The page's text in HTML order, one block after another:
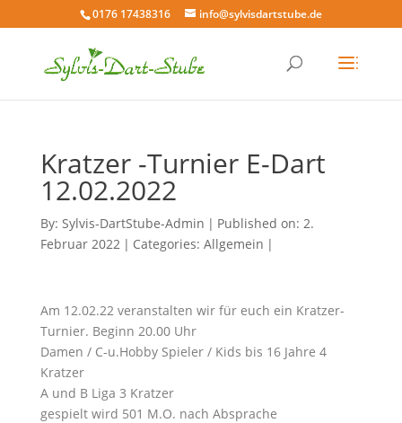
0176 17438316 info@sylvisdartstube.de
Kratzer -Turnier E-Dart
12.02.2022
By: Sylvis-DartStube-Admin | Published on: 2.
Februar 2022 | Categories: Allgemein |
Am 12.02.22 veranstalten wir für euch ein Kratzer-
Turnier. Beginn 20.00 Uhr
Damen / C-u.Hobby Spieler / Kids bis 16 Jahre 4
Kratzer
A und B Liga 3 Kratzer
gespielt wird 501 M.O. nach Absprache